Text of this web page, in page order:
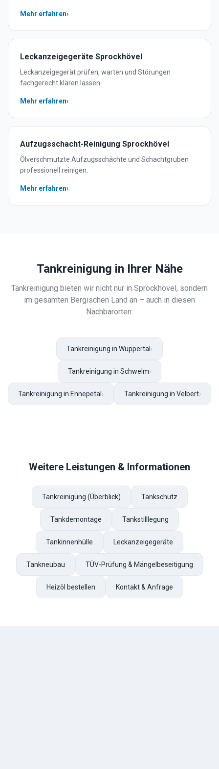
Mehr erfahren›
Leckanzeigegeräte Sprockhövel
Leckanzeigegerät prüfen, warten und Störungen
fachgerecht klären lassen.
Mehr erfahren›
Aufzugsschacht-Reinigung Sprockhövel
Ölverschmutzte Aufzugsschächte und Schachtgruben
professionell reinigen.
Mehr erfahren›
Tankreinigung in Ihrer Nähe
Tankreinigung bieten wir nicht nur in Sprockhövel, sondern
im gesamten Bergischen Land an – auch in diesen
Nachbarorten:
Tankreinigung in Wuppertal ›
Tankreinigung in Schwelm›
Tankreinigung in Ennepetal › Tankreinigung in Velbert›
Weitere Leistungen & Informationen
Tankreinigung (Überblick) Tankschutz
Tankdemontage Tankstilllegung
Tankinnenhülle Leckanzeigegeräte
Tankneubau TÜV-Prüfung & Mängelbeseitigung
Heizöl bestellen Kontakt & Anfrage